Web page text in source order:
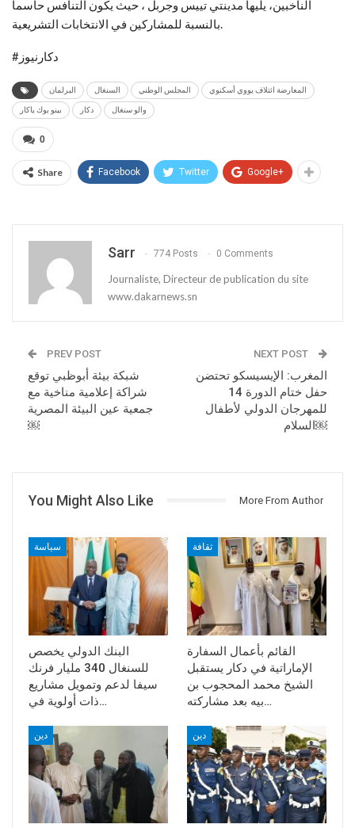
الناخبين، يليها مدينتي تييس وجربل ، حيث يكون التنافس حاسما
بالنسبة للمشاركين في الانتخابات التشريعية.
#دكارنيوز
البرلمان السنغال المجلس الوطني المعارضة ائتلاف يووي أسكنوي
بينو بوك ياكار دكار والو سنغال
0
Share Facebook Twitter Google+
Sarr 774 Posts 0 Comments
Journaliste, Directeur de publication du site
www.dakarnews.sn
PREV POST
شبكة بيئة أبوظبي توقع
شراكة إعلامية مناخية مع
جمعية عين البيئة المصرية
￼
NEXT POST
المغرب: الإيسيسكو تحتضن
حفل ختام الدورة 14
للمهرجان الدولي لأطفال
السلام￼
You Might Also Like More From Author
سياسة
البنك الدولي يخصص
للسنغال 340 مليار فرنك
سيفا لدعم وتمويل مشاريع
ذات أولوية في…
ثقافة
القائم بأعمال السفارة
الإماراتية في دكار يستقبل
الشيخ محمد المحجوب بن
بيه بعد مشاركته…
دين دين